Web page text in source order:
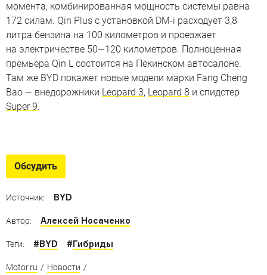
момента, комбинированная мощность системы равна
172 силам. Qin Plus с установкой DM-i расходует 3,8
литра бензина на 100 километров и проезжает
на электричестве 50—120 километров. Полноценная
премьера Qin L состоится на Пекинском автосалоне.
Там же BYD покажет новые модели марки Fang Cheng
Bao — внедорожники Leopard 3, Leopard 8 и спидстер
Super 9.
Их названия сложно произнести, но присмотреться к
Обсудить
Источник: BYD
Автор: Алексей Носаченко
Теги: #BYD #Гибриды
Motor.ru / Новости /